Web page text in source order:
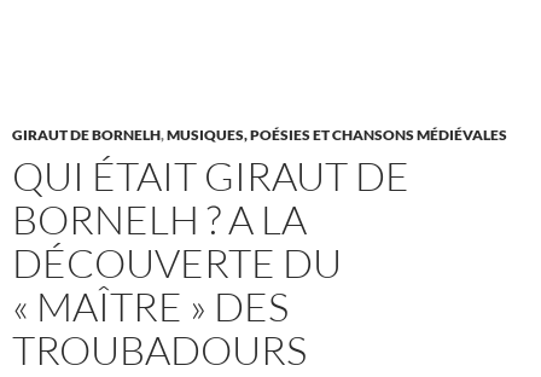
GIRAUT DE BORNELH,MUSIQUES, POÉSIES ET CHANSONS MÉDIÉVALES
QUI ÉTAIT GIRAUT DE
BORNELH ? A LA
DÉCOUVERTE DU
« MAÎTRE » DES
TROUBADOURS